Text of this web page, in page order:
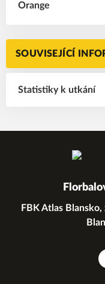
SOUVISEJÍCÍ
Statistiky k utkání
FBK Atlas